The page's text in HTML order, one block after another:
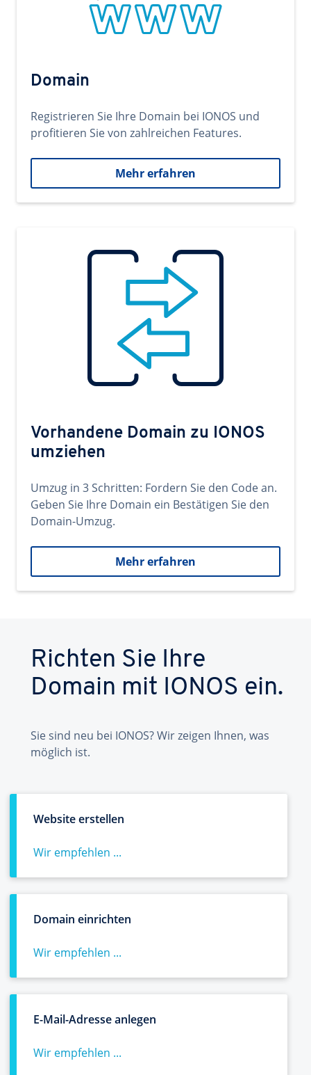
Domain
Registrieren Sie Ihre Domain bei IONOS und
profitieren Sie von zahlreichen Features.
Mehr erfahren
Vorhandene Domain zu IONOS
umziehen
Umzug in 3 Schritten: Fordern Sie den Code an.
Geben Sie Ihre Domain ein Bestätigen Sie den
Domain-Umzug.
Mehr erfahren
Richten Sie Ihre
Domain mit IONOS ein.
Sie sind neu bei IONOS? Wir zeigen Ihnen, was
möglich ist.
Website erstellen
Wir empfehlen ...
Domain einrichten
Wir empfehlen ...
E-Mail-Adresse anlegen
Wir empfehlen ...